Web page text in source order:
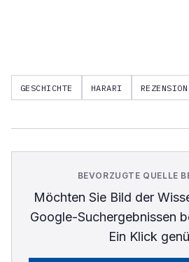
GESCHICHTE HARARI REZENSION
BEVORZUGTE QUELLE
Möchten Sie Bild der
Google-Suchergebnissen
Ein Klick